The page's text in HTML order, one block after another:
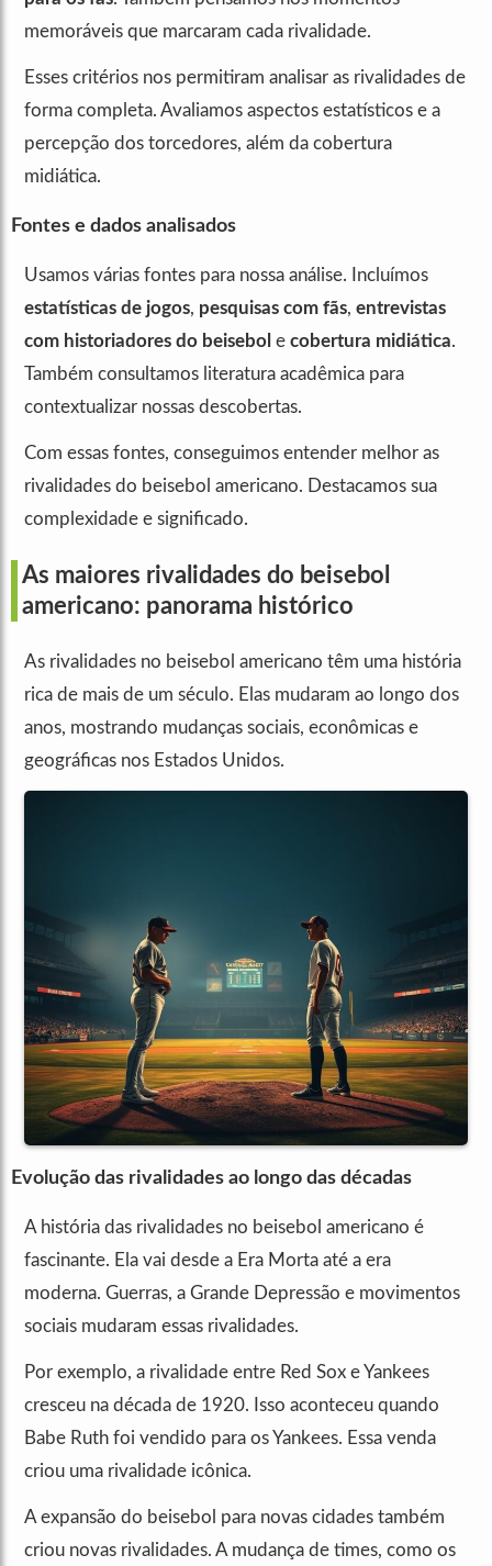
memoráveis que marcaram cada rivalidade.
Esses critérios nos permitiram analisar as rivalidades de
forma completa. Avaliamos aspectos estatísticos e a
percepção dos torcedores, além da cobertura
midiática.
Fontes e dados analisados
Usamos várias fontes para nossa análise. Incluímos
estatísticas de jogos, pesquisas com fãs, entrevistas
com historiadores do beisebol e cobertura midiática.
Também consultamos literatura acadêmica para
contextualizar nossas descobertas.
Com essas fontes, conseguimos entender melhor as
rivalidades do beisebol americano. Destacamos sua
complexidade e significado.
As maiores rivalidades do beisebol
americano: panorama histórico
As rivalidades no beisebol americano têm uma história
rica de mais de um século. Elas mudaram ao longo dos
anos, mostrando mudanças sociais, econômicas e
geográficas nos Estados Unidos.
Evolução das rivalidades ao longo das décadas
A história das rivalidades no beisebol americano é
fascinante. Ela vai desde a Era Morta até a era
moderna. Guerras, a Grande Depressão e movimentos
sociais mudaram essas rivalidades.
Por exemplo, a rivalidade entre Red Sox e Yankees
cresceu na década de 1920. Isso aconteceu quando
Babe Ruth foi vendido para os Yankees. Essa venda
criou uma rivalidade icônica.
A expansão do beisebol para novas cidades também
criou novas rivalidades. A mudança de times, como os